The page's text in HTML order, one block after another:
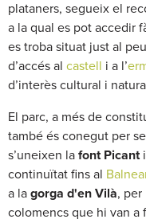
plataners, segueix el
a la qual es pot accedir
es troba situat just al
d’accés al castell i a l’
d’interès cultural i
El parc, a més de
també és conegut per
s’uneixen la font Picanti
continuïtat fins al
a la gorga d'en Vilà, per
colomencs que hi van a